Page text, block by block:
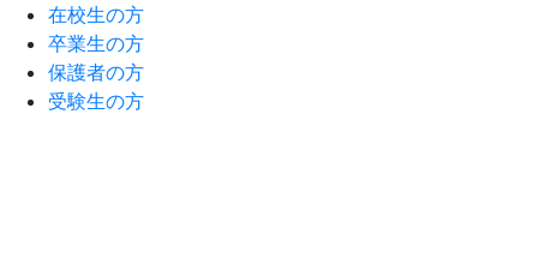
在校生の方
卒業生の方
保護者の方
受験生の方